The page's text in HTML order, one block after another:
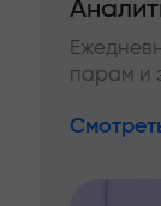
парам и